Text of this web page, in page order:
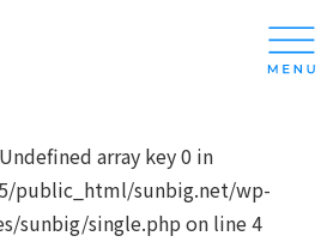
array key 0 in
public_html/sunbig.net/wp-
sunbig/single.phpon line4